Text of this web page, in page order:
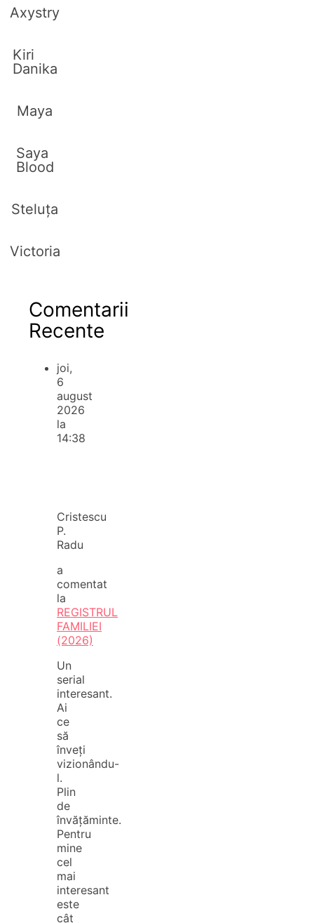
Axystry
Kiri
Danika
Maya
Saya
Blood
Steluța
Victoria
Comentarii
Recente
joi,
6
august
2026
la
14:38
Cristescu
P.
Radu
a
comentat
la
REGISTRUL
FAMILIEI
(2026)
Un
serial
interesant.
Ai
ce
să
înveți
vizionându-
l.
Plin
de
învățăminte.
Pentru
mine
cel
mai
interesant
este
cât